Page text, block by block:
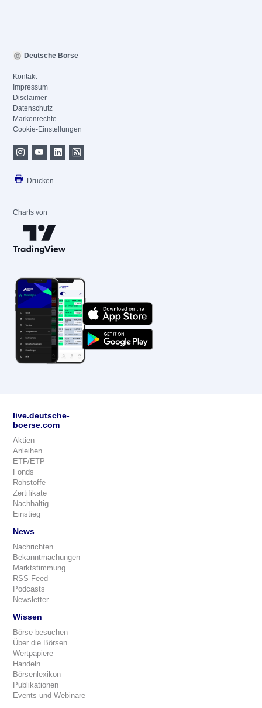
Deutsche Börse
Kontakt
Impressum
Disclaimer
Datenschutz
Markenrechte
Cookie-Einstellungen
Drucken
Charts von
live.deutsche-
boerse.com
Aktien
Anleihen
ETF/ETP
Fonds
Rohstoffe
Zertifikate
Nachhaltig
Einstieg
News
Nachrichten
Bekanntmachungen
Marktstimmung
RSS-Feed
Podcasts
Newsletter
Wissen
Börse besuchen
Über die Börsen
Wertpapiere
Handeln
Börsenlexikon
Publikationen
Events und Webinare